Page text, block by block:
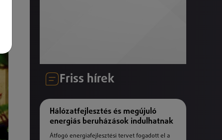
Friss hírek
Hálózatfejlesztés és megújuló
energiás beruházások indulhatnak
Átfogó energiafejlesztési tervet fogadott el a